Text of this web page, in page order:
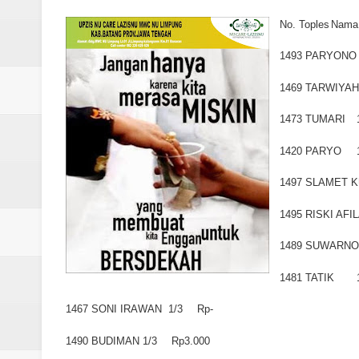
Laporan Koin Nu Pungangan
Laporan Koin Nu Plumbon
Laporan Koin Nu Ngaliyan
Laporan Koin Nu Lobang
Laporan Koin Nu Limpung
Laporan Koin Nu Kepuh Oktober
Laporan Koin Nu Kalisalak
No. Toples Nama
1493 PARYONO
1469 TARWIYAH
1473 TUMARI
1420 PARYO
1497 SLAMET
1495 RISKI
1489 SUWARNO
1481 TATIK
1467 SONI IRAWAN 1/3 Rp-
1490 BUDIMAN 1/3 Rp3.000